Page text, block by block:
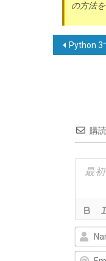
の方法
投 Python 3でリストからアイテ
購読